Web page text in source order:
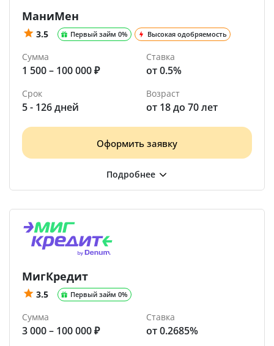
МаниМен
3.5 Первый займ 0% Высокая одобряемость
Сумма
1 500 – 100 000 ₽
Ставка
от 0.5%
Срок
5 - 126 дней
Возраст
от 18 до 70 лет
Оформить заявку
МигКредит
3.5 Первый займ 0%
Сумма
3 000 – 100 000 ₽
Ставка
от 0.2685%